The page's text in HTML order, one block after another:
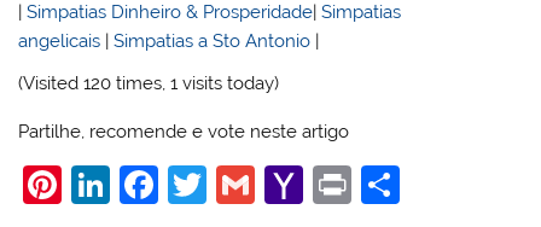
|Simpatias Dinheiro & Prosperidade|Simpatias
angelicais |Simpatias a Sto Antonio |
(Visited 120 times, 1 visits today)
Partilhe, recomende e vote neste artigo
Pi Li F
T
G
Y
Pr